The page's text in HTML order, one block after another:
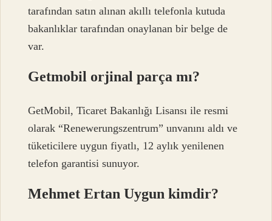
tarafından satın alınan akıllı telefonla kutuda
bakanlıklar tarafından onaylanan bir belge de
var.
Getmobil orjinal parça mı?
GetMobil, Ticaret Bakanlığı Lisansı ile resmi
olarak “Renewerungszentrum” unvanını aldı ve
tüketicilere uygun fiyatlı, 12 aylık yenilenen
telefon garantisi sunuyor.
Mehmet Ertan Uygun kimdir?